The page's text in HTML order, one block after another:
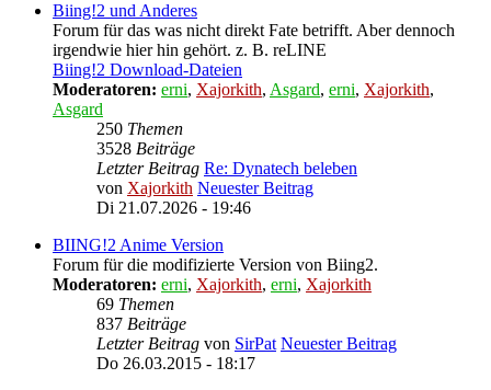
Biing!2 und Anderes
Forum für das was nicht direkt Fate betrifft. Aber dennoch
irgendwie hier hin gehört. z. B. reLINE
Biing!2 Download-Dateien
Moderatoren: erni, Xajorkith, Asgard, erni, Xajorkith,
Asgard
250 Themen
3528 Beiträge
Letzter Beitrag Re: Dynatech beleben
von Xajorkith Neuester Beitrag
Di 21.07.2026 - 19:46
BIING!2 Anime Version
Forum für die modifizierte Version von Biing2.
Moderatoren: erni, Xajorkith, erni, Xajorkith
69 Themen
837 Beiträge
Letzter Beitrag von SirPat Neuester Beitrag
Do 26.03.2015 - 18:17